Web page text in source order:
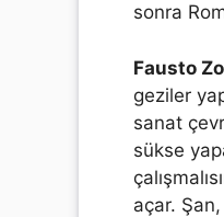
sonra
Fausto
geziler
sanat
sükse
açar.